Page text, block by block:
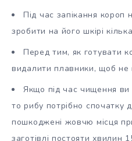
Під час запікання короп
зробити на його шкірі
Перед тим, як готувати
видалити плавники, щоб не
Якщо під час чищення
то рибу потрібно спочатку
пошкоджені жовчю місця
заготівлі постояти хвилин